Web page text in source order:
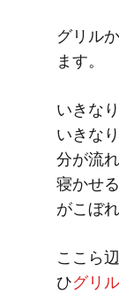
グリル
ます。
いきな
いきな
分が流
寝かせ
がこぼ
ここら
ひグリ